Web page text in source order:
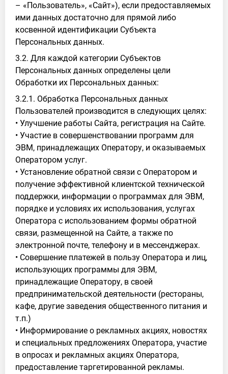
– «Пользователь», «Сайт»), если предоставляемых
ими данных достаточно для прямой либо
косвенной идентификации Субъекта
Персональных данных.
3.2. Для каждой категории Субъектов
Персональных данных определены цели
Обработки их Персональных данных:
3.2.1. Обработка Персональных данных
Пользователей производится в следующих целях:
• Улучшение работы Сайта, регистрация на Сайте.
• Участие в совершенствовании программ для
ЭВМ, принадлежащих Оператору, и оказываемых
Оператором услуг.
• Установление обратной связи с Оператором и
получение эффективной клиентской технической
поддержки, информации о программах для ЭВМ,
порядке и условиях их использования, услугах
Оператора с использованием формы обратной
связи, размещенной на Сайте, а также по
электронной почте, телефону и в мессенджерах.
• Совершение платежей в пользу Оператора и лиц,
использующих программы для ЭВМ,
принадлежащие Оператору, в своей
предпринимательской деятельности (рестораны,
кафе, другие заведения общественного питания и
т.п.)
• Информирование о рекламных акциях, новостях
и специальных предложениях Оператора, участие
в опросах и рекламных акциях Оператора,
предоставление таргетированной рекламы.